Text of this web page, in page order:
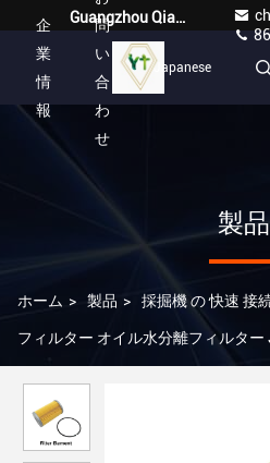
Guangzhou Qianyuan Construction Machinery Co,.LTD
企
業
情
報
問
い
合
わ
せ
Japanese
製品
ホーム > 製品 > 採掘機 の 快速 接
フィルター オイル水分離フィルタ